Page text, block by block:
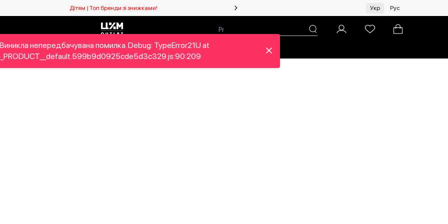
Дітям | Топ бренди зі знижками! Жінкам | Топ бренди зі знижками!
Укр Рус
Дітям Home&Gifts Бренди Новий сезон Про ЦУМ
непередбачувана помилка. Debug: TypeError21U at